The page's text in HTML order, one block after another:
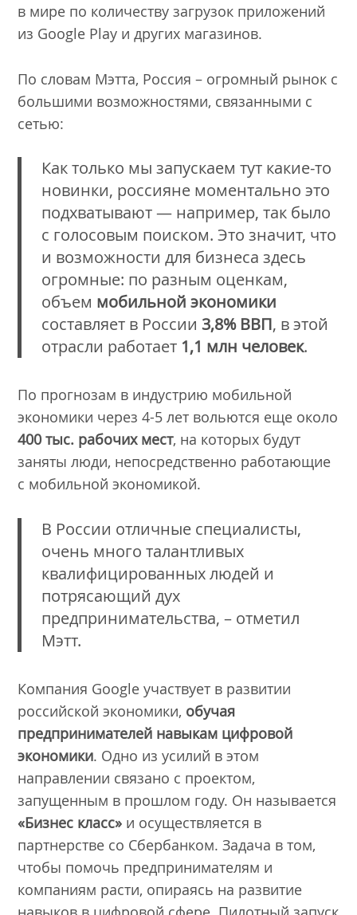
в мире по количеству загрузок приложений
из Google Play и других магазинов.
По словам Мэтта, Россия – огромный рынок с
большими возможностями, связанными с
сетью:
Как только мы запускаем тут какие-то
новинки, россияне моментально это
подхватывают — например, так было
с голосовым поиском. Это значит, что
и возможности для бизнеса здесь
огромные: по разным оценкам,
объем мобильной экономики
составляет в России 3,8% ВВП, в этой
отрасли работает 1,1 млн человек.
По прогнозам в индустрию мобильной
экономики через 4-5 лет вольются еще около
400 тыс. рабочих мест, на которых будут
заняты люди, непосредственно работающие
с мобильной экономикой.
В России отличные специалисты,
очень много талантливых
квалифицированных людей и
потрясающий дух
предпринимательства, – отметил
Мэтт.
Компания Google участвует в развитии
российской экономики, обучая
предпринимателей навыкам цифровой
экономики. Одно из усилий в этом
направлении связано с проектом,
запущенным в прошлом году. Он называется
«Бизнес класс» и осуществляется в
партнерстве со Сбербанком. Задача в том,
чтобы помочь предпринимателям и
компаниям расти, опираясь на развитие